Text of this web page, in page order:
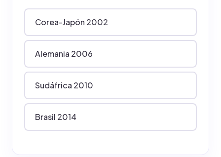
Corea-Japón 2002
Alemania 2006
Sudáfrica 2010
Brasil 2014